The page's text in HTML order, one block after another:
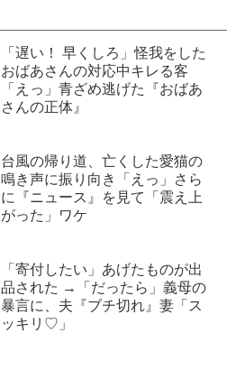
「遅い！ 早くしろ」怪我をした
おばあさんの対応中キレる客
「えっ」青ざめ逃げた『おばあ
さんの正体』
台風の帰り道、亡くした愛猫の
鳴き声に振り向き「えっ」さら
に『ニュース』を見て「震え上
がった」ワケ
「寄付したい」あげたものが出
品された →「だったら」義母の
暴言に、夫『ブチ切れ』妻「ス
ッキリ♡」